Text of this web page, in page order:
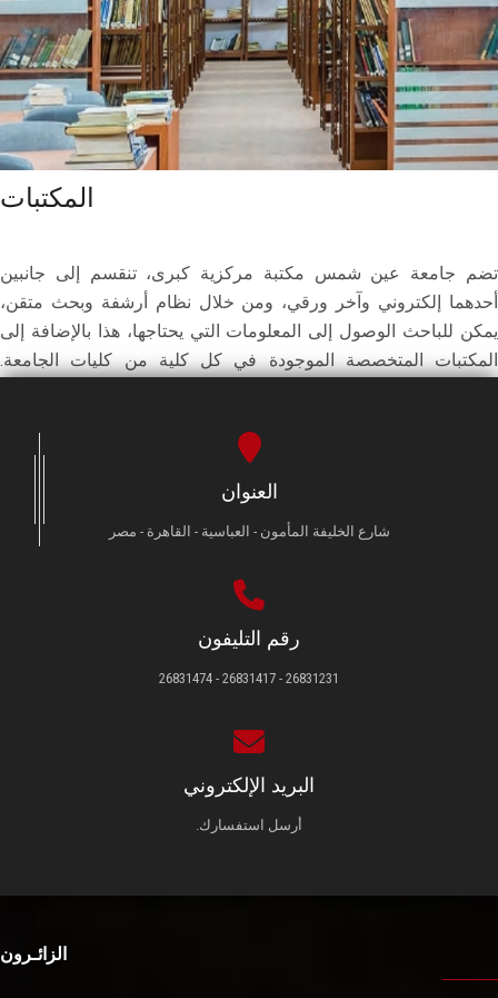
المكتبات
تضم جامعة عين شمس مكتبة مركزية كبرى، تنقسم إلى جانبين
أحدهما إلكتروني وآخر ورقي، ومن خلال نظام أرشفة وبحث متقن،
يمكن للباحث الوصول إلى المعلومات التي يحتاجها، هذا بالإضافة إلى
المكتبات المتخصصة الموجودة في كل كلية من كليات الجامعة.
العنوان
شارع الخليفة المأمون - العباسية - القاهرة - مصر
رقم التليفون
26831231 - 26831417 - 26831474
البريد الإلكتروني
أرسل استفسارك.
الزائـرون